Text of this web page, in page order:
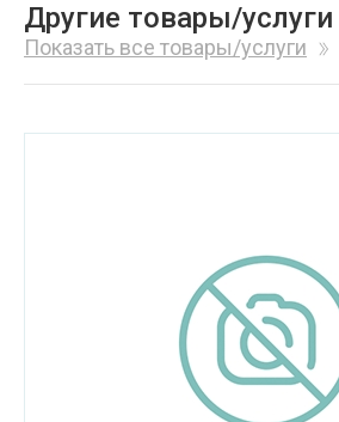
Другие товары/услуги
Показать все товары/услуги